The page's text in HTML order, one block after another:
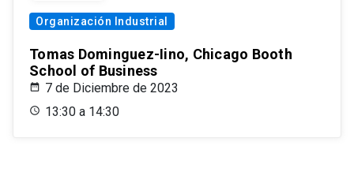
Organización Industrial
Tomas Dominguez-Iino, Chicago Booth
School of Business
7 de Diciembre de 2023
13:30 a 14:30